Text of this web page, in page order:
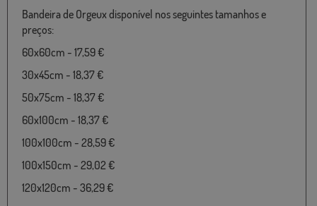
Bandeira de Orgeux disponível nos seguintes tamanhos e
preços:
60x60cm - 17,59 €
30x45cm - 18,37 €
50x75cm - 18,37 €
60x100cm - 18,37 €
100x100cm - 28,59 €
100x150cm - 29,02 €
120x120cm - 36,29 €